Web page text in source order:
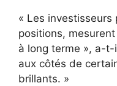
« Les
positions,
à long terme », a-
aux côtés de
brillants. »